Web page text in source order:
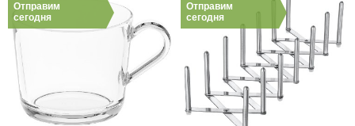
Отправим
сегодня
Отправим
сегодня